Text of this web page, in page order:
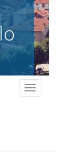
Toggle
navigation